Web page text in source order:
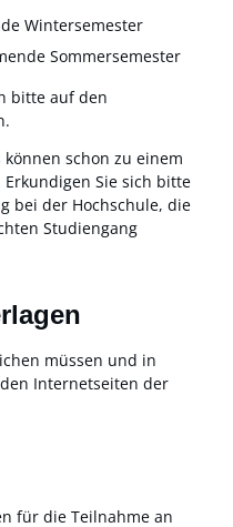
Wintersemester
Sommersemester
bitte auf den
schon zu einem
Sie sich bitte
bei der Hochschule, die
Studiengang
müssen und in
Internetseiten der
für die Teilnahme an